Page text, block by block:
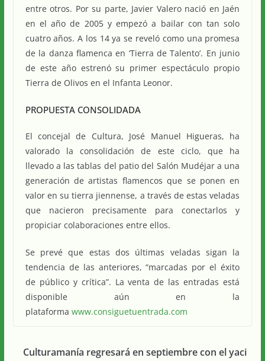
entre otros. Por su parte, Javier Valero nació en Jaén
en el año de 2005 y empezó a bailar con tan solo
cuatro años. A los 14 ya se reveló como una promesa
de la danza flamenca en ‘Tierra de Talento’. En junio
de este año estrenó su primer espectáculo propio
Tierra de Olivos en el Infanta Leonor.
PROPUESTA CONSOLIDADA
El concejal de Cultura, José Manuel Higueras, ha
valorado la consolidación de este ciclo, que ha
llevado a las tablas del patio del Salón Mudéjar a una
generación de artistas flamencos que se ponen en
valor en su tierra jiennense, a través de estas veladas
que nacieron precisamente para conectarlos y
propiciar colaboraciones entre ellos.
Se prevé que estas dos últimas veladas sigan la
tendencia de las anteriores, “marcadas por el éxito
de público y crítica”. La venta de las entradas está
disponible aún en la
plataforma www.consiguetuentrada.com
Culturamanía regresará en septiembre con el yaci